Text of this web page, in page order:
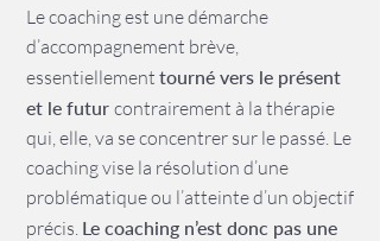
Le coaching est une démarche
d’accompagnement brève,
essentiellement tourné vers le présent
et le futur contrairement à la thérapie
qui, elle, va se concentrer sur le passé. Le
coaching vise la résolution d’une
problématique ou l’atteinte d’un objectif
précis. Le coaching n’est donc pas une